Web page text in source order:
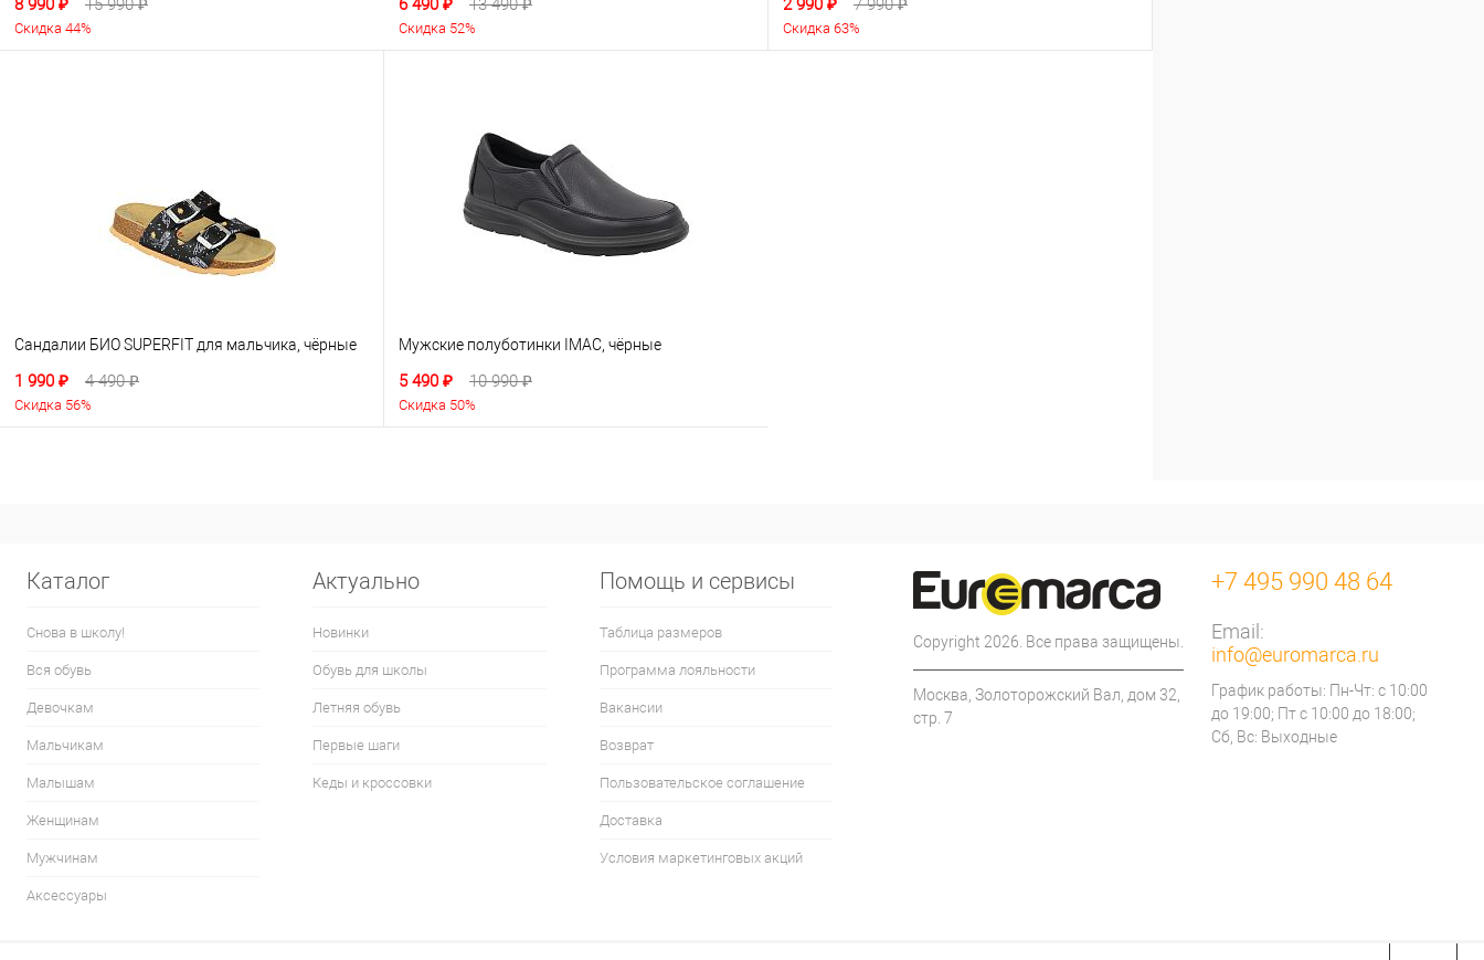
8 990 ₽ 15 990 ₽
Скидка 44%
6 490 ₽ 13 490 ₽
Скидка 52%
2 990 ₽ 7 990 ₽
Скидка 63%
Сандалии БИО SUPERFIT для мальчика, чёрные
1 990 ₽ 4 490 ₽
Скидка 56%
Мужские полуботинки IMAC, чёрные
5 490 ₽ 10 990 ₽
Скидка 50%
Каталог
Снова в школу!
Вся обувь
Девочкам
Мальчикам
Малышам
Женщинам
Мужчинам
Аксессуары
Актуально
Новинки
Обувь для школы
Летняя обувь
Первые шаги
Кеды и кроссовки
Помощь и сервисы
Таблица размеров
Программа лояльности
Вакансии
Возврат
Пользовательское соглашение
Доставка
Условия маркетинговых акций
Copyright 2026. Все права защищены.
Москва, Золоторожский Вал, дом 32,
стр. 7
+7 495 990 48 64
Email:
info@euromarca.ru
График работы: Пн-Чт: с 10:00
до 19:00; Пт с 10:00 до 18:00;
Сб, Вс: Выходные